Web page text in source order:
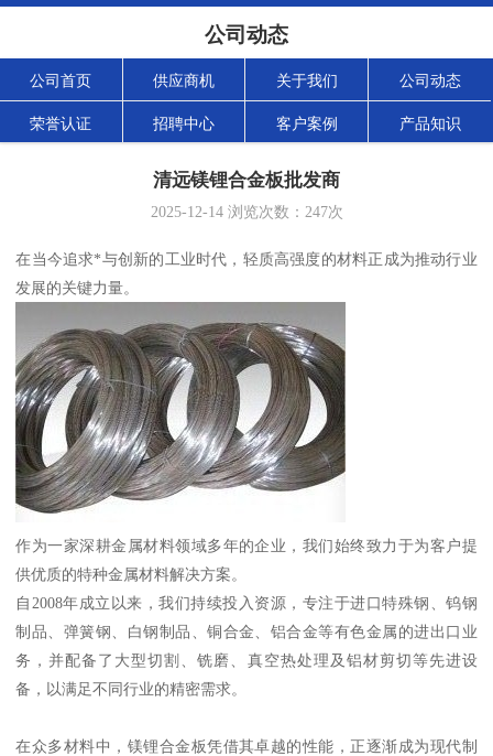
公司动态
公司首页 供应商机 关于我们 公司动态
荣誉认证 招聘中心 客户案例 产品知识
清远镁锂合金板批发商
2025-12-14浏览次数： 247次
在当今追求*与创新的工业时代，轻质高强度的材料正成为推动行业
发展的关键力量。
作为一家深耕金属材料领域多年的企业，我们始终致力于为客户提
供优质的特种金属材料解决方案。
自2008年成立以来，我们持续投入资源，专注于进口特殊钢、钨钢
制品、弹簧钢、白钢制品、铜合金、铝合金等有色金属的进出口业
务，并配备了大型切割、铣磨、真空热处理及铝材剪切等先进设
备，以满足不同行业的精密需求。
在众多材料中，镁锂合金板凭借其卓越的性能，正逐渐成为现代制